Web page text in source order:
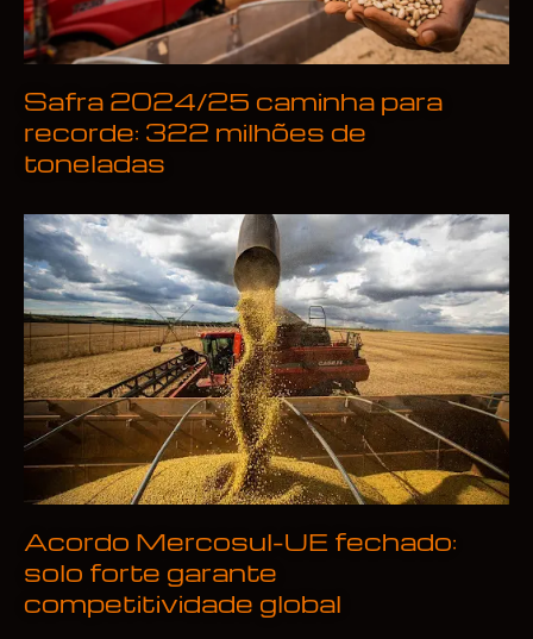
Safra 2024/25 caminha para
recorde: 322 milhões de
toneladas
Acordo Mercosul-UE fechado:
solo forte garante
competitividade global